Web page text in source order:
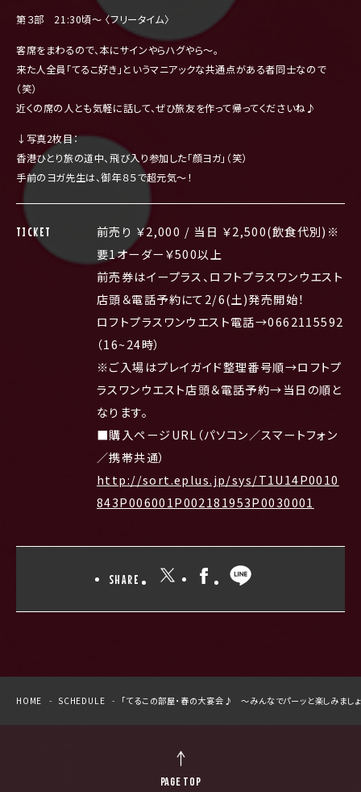
第３部 21:30頃〜 〈フリータイム〉
客席をまわるので、本にサインやらハグやら〜。
来た人全員「てるこ好き」というマニアックな共通点がある者同士なので
（笑）
近くの席の人とも気軽に話して、ぜひ旅友を作って帰ってくださいね♪
↓写真2枚目：
香港ひとり旅の道中、飛び入り参加した「顔ヨガ」（笑）
手前のヨガ先生は、御年８５で超元気〜！
TICKET
前売り ￥2,000 / 当日 ￥2,500(飲食代別)※
要1オーダー￥500以上
前売券はイープラス、ロフトプラスワンウエスト
店頭＆電話予約にて2/6(土)発売開始！
ロフトプラスワンウエスト電話→0662115592
（16~24時）
※ご入場はプレイガイド整理番号順→ロフトプ
ラスワンウエスト店頭＆電話予約→当日の順と
なります。
■購入ページURL（パソコン／スマートフォン
／携帯共通）
http://sort.eplus.jp/sys/T1U14P0010
843P006001P002181953P0030001
SHARE
HOME SCHEDULE 「てるこの部屋・春の大宴会♪ 〜みんなでパーッと楽しみましょ
PAGE TOP